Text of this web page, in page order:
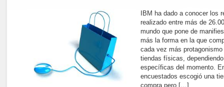
IBM ha dado a conocer los
realizado entre más de
mundo que pone de
más la forma en la que
cada vez más
tiendas físicas,
específicas del momento.
encuestados escogió una
compra pero […]